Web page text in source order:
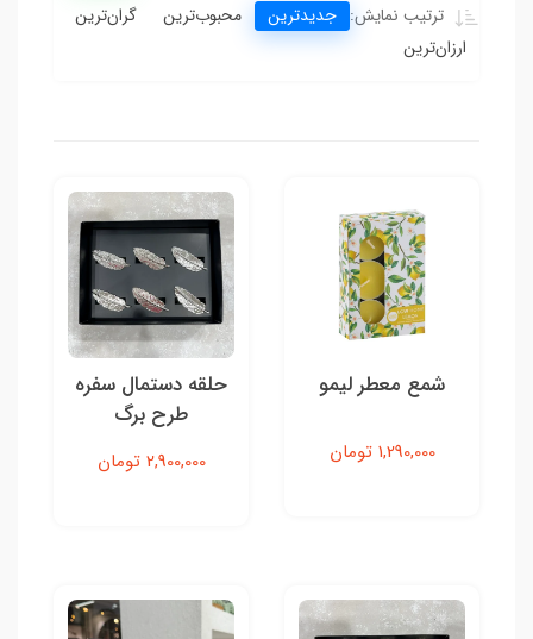
ترتیب نمایش: جدیدترین محبوب‌ترین
گران‌ترین
ارزان‌ترین
شمع معطر لیمو
1,290,000 تومان
حلقه دستمال سفره
طرح برگ
2,900,000 تومان